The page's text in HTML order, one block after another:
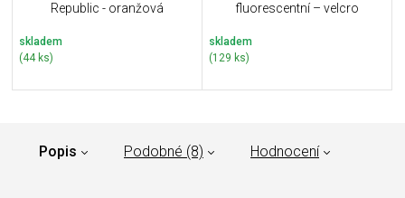
Republic - oranžová
skladem
(44 ks)
fluorescentní – velcro
skladem
(129 ks)
Popis Podobné (8) Hodnocení